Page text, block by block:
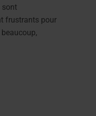
sont
frustrants pour